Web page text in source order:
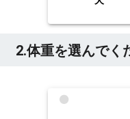
2.体重を選んでく